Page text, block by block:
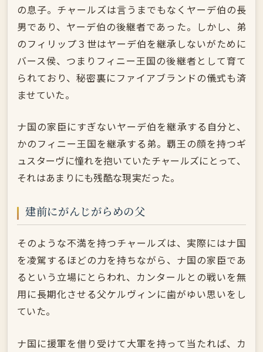
の息子。チャールズは言うまでもなくヤーデ伯の長
男であり、ヤーデ伯の後継者であった。しかし、弟
のフィリップ３世はヤーデ伯を継承しないがために
バース侯、つまりフィニー王国の後継者として育て
られており、秘密裏にファイアブランドの儀式も済
ませていた。
ナ国の家臣にすぎないヤーデ伯を継承する自分と、
かのフィニー王国を継承する弟。覇王の顔を持つギ
ュスターヴに憧れを抱いていたチャールズにとって、
それはあまりにも残酷な現実だった。
建前にがんじがらめの父
そのような不満を持つチャールズは、実際にはナ国
を凌駕するほどの力を持ちながら、ナ国の家臣であ
るという立場にとらわれ、カンタールとの戦いを無
用に長期化させる父ケルヴィンに歯がゆい思いをし
ていた。
ナ国に援軍を借り受けて大軍を持って当たれば、カ